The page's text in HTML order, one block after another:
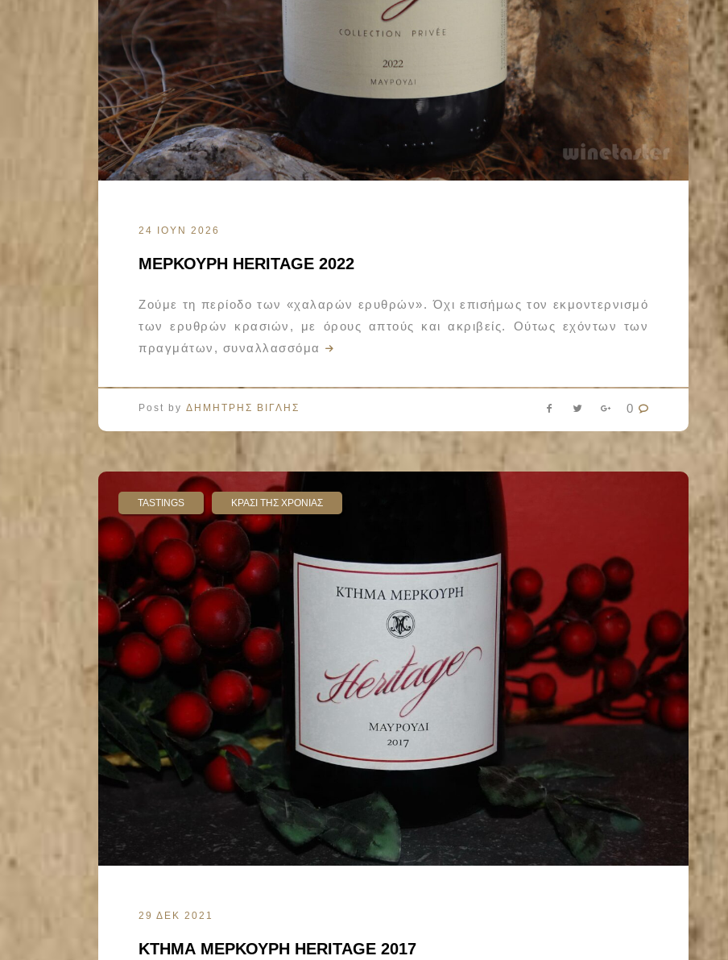
24 ΙΟΥΝ 2026
ΜΕΡΚΟΥΡΗ HERITAGE 2022
Ζούμε τη περίοδο των «χαλαρών ερυθρών». Όχι επισήμως τον εκμοντερνισμό
των ερυθρών κρασιών, με όρους απτούς και ακριβείς. Ούτως εχόντων των
πραγμάτων, συναλλασσόμα
Post by ΔΗΜΗΤΡΗΣ ΒΙΓΛΗΣ 0
TASTINGS ΚΡΑΣΙ ΤΗΣ ΧΡΟΝΙΑΣ
29 ΔΕΚ 2021
ΚΤΗΜΑ ΜΕΡΚΟΥΡΗ HERITAGE 2017